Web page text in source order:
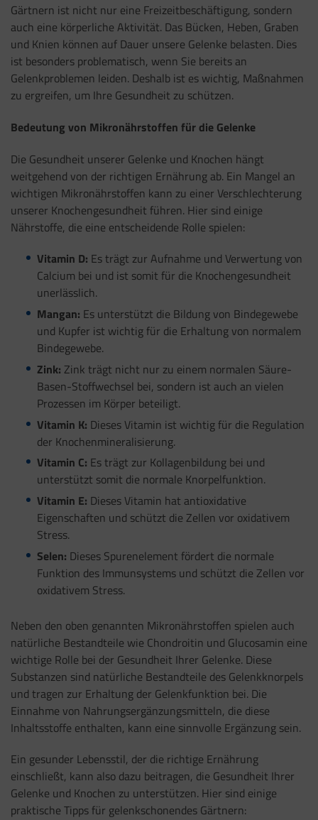
Gärtnern ist nicht nur eine Freizeitbeschäftigung, sondern
auch eine körperliche Aktivität. Das Bücken, Heben, Graben
und Knien können auf Dauer unsere Gelenke belasten. Dies
ist besonders problematisch, wenn Sie bereits an
Gelenkproblemen leiden. Deshalb ist es wichtig, Maßnahmen
zu ergreifen, um Ihre Gesundheit zu schützen.
Bedeutung von Mikronährstoffen für die Gelenke
Die Gesundheit unserer Gelenke und Knochen hängt
weitgehend von der richtigen Ernährung ab. Ein Mangel an
wichtigen Mikronährstoffen kann zu einer Verschlechterung
unserer Knochengesundheit führen. Hier sind einige
Nährstoffe, die eine entscheidende Rolle spielen:
Vitamin D: Es trägt zur Aufnahme und Verwertung von
Calcium bei und ist somit für die Knochengesundheit
unerlässlich.
Mangan: Es unterstützt die Bildung von Bindegewebe
und Kupfer ist wichtig für die Erhaltung von normalem
Bindegewebe.
Zink: Zink trägt nicht nur zu einem normalen Säure-
Basen-Stoffwechsel bei, sondern ist auch an vielen
Prozessen im Körper beteiligt.
Vitamin K: Dieses Vitamin ist wichtig für die Regulation
der Knochenmineralisierung.
Vitamin C: Es trägt zur Kollagenbildung bei und
unterstützt somit die normale Knorpelfunktion.
Vitamin E: Dieses Vitamin hat antioxidative
Eigenschaften und schützt die Zellen vor oxidativem
Stress.
Selen: Dieses Spurenelement fördert die normale
Funktion des Immunsystems und schützt die Zellen vor
oxidativem Stress.
Neben den oben genannten Mikronährstoffen spielen auch
natürliche Bestandteile wie Chondroitin und Glucosamin eine
wichtige Rolle bei der Gesundheit Ihrer Gelenke. Diese
Substanzen sind natürliche Bestandteile des Gelenkknorpels
und tragen zur Erhaltung der Gelenkfunktion bei. Die
Einnahme von Nahrungsergänzungsmitteln, die diese
Inhaltsstoffe enthalten, kann eine sinnvolle Ergänzung sein.
Ein gesunder Lebensstil, der die richtige Ernährung
einschließt, kann also dazu beitragen, die Gesundheit Ihrer
Gelenke und Knochen zu unterstützen. Hier sind einige
praktische Tipps für gelenkschonendes Gärtnern: